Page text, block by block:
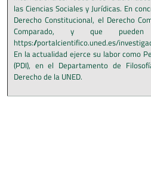
las Ciencias Sociales y Jurídicas. En
Derecho Constitucional, el Derecho
Comparado, y que
https://portalcientifico.uned.es/
En la actualidad ejerce su labor como
(PDI), en el Departamento de
Derecho de la UNED.